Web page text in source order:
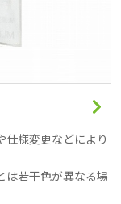
仕様変更などにより
は若干色が異なる場